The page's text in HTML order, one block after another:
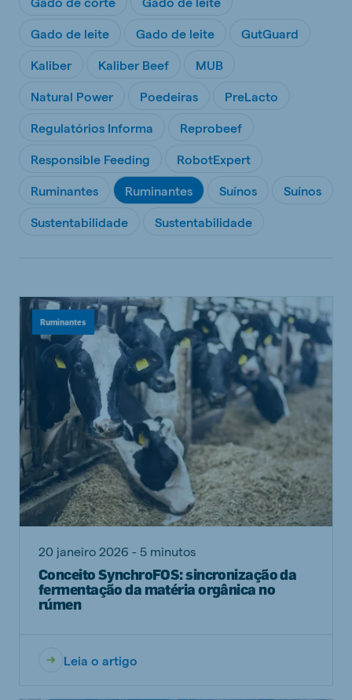
Gado de leite Gado de leite GutGuard
Kaliber Kaliber Beef MUB
Natural Power Poedeiras PreLacto
Regulatórios Informa Reprobeef
Responsible Feeding RobotExpert
Ruminantes Ruminantes Suínos Suínos
Sustentabilidade Sustentabilidade
Ruminantes
20 janeiro 2026 - 5 minutos
Conceito SynchroFOS: sincronização da
fermentação da matéria orgânica no
rúmen
Leia o artigo